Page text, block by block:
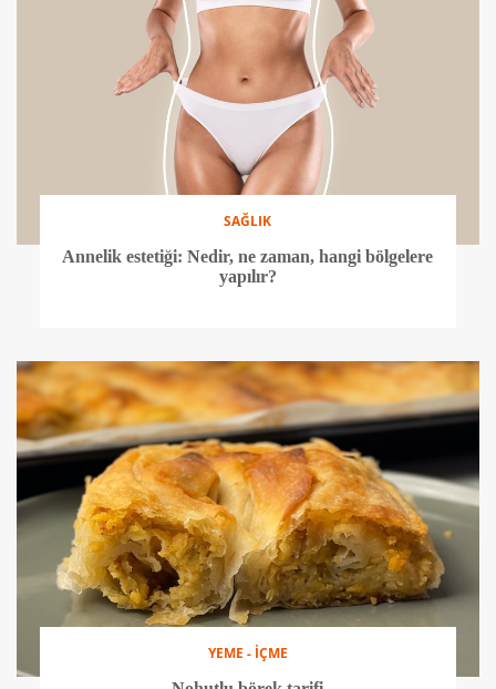
SAĞLIK
Annelik estetiği: Nedir, ne zaman, hangi bölgelere
yapılır?
YEME - İÇME